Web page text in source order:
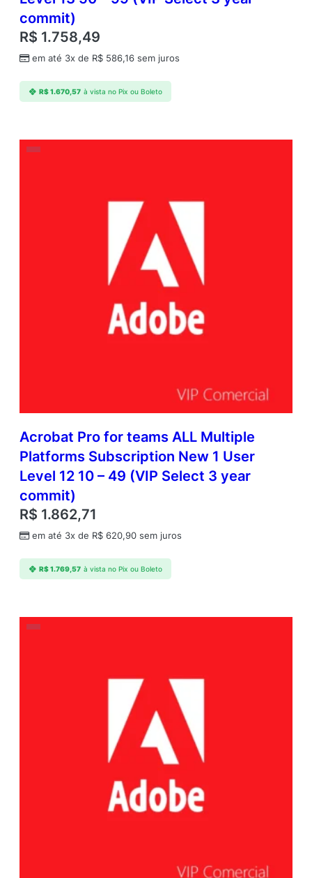
commit)
R$ 1.758,49
em até 3x de R$ 586,16 sem juros
R$1.670,57 à vista no Pix ou Boleto
Acrobat Pro for teams ALL Multiple
Platforms Subscription New 1 User
Level 12 10 – 49 (VIP Select 3 year
commit)
R$ 1.862,71
em até 3x de R$ 620,90 sem juros
R$1.769,57 à vista no Pix ou Boleto